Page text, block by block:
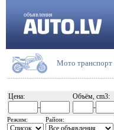
объявления
Мото транспорт
Цена:
-
Объём, cm3:
-
Режим: Район: